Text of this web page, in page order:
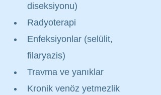
diseksiyonu)
Radyoterapi
Enfeksiyonlar (selülit,
filaryazis)
Travma ve yanıklar
Kronik venöz yetmezlik